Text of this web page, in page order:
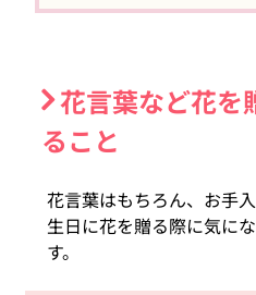
花言葉など花を
ること
花言葉はもちろん、お手
生日に花を贈る際に気に
す。